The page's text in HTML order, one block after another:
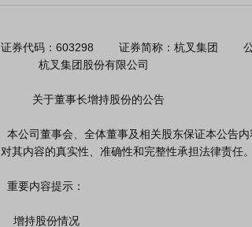
证券代码：603298        证券简称：杭叉集团
对其内容的真实性、准确性和完整性承担法律责任。